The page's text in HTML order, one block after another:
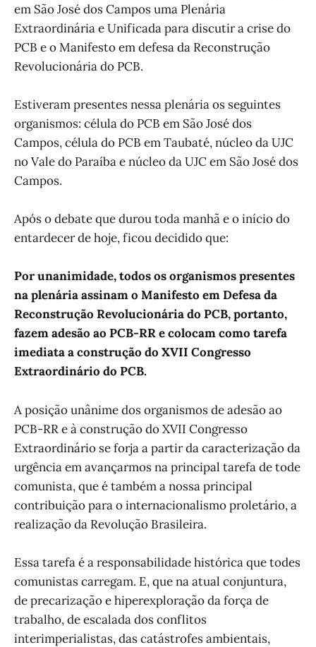
em São José dos Campos uma Plenária
Extraordinária e Unificada para discutir a crise do
PCB e o Manifesto em defesa da Reconstrução
Revolucionária do PCB.
Estiveram presentes nessa plenária os seguintes
organismos: célula do PCB em São José dos
Campos, célula do PCB em Taubaté, núcleo da UJC
no Vale do Paraíba e núcleo da UJC em São José dos
Campos.
Após o debate que durou toda manhã e o início do
entardecer de hoje, ficou decidido que:
Por unanimidade, todos os organismos presentes
na plenária assinam o Manifesto em Defesa da
Reconstrução Revolucionária do PCB, portanto,
fazem adesão ao PCB-RR e colocam como tarefa
imediata a construção do XVII Congresso
Extraordinário do PCB.
A posição unânime dos organismos de adesão ao
PCB-RR e à construção do XVII Congresso
Extraordinário se forja a partir da caracterização da
urgência em avançarmos na principal tarefa de tode
comunista, que é também a nossa principal
contribuição para o internacionalismo proletário, a
realização da Revolução Brasileira.
Essa tarefa é a responsabilidade histórica que todes
comunistas carregam. E, que na atual conjuntura,
de precarização e hiperexploração da força de
trabalho, de escalada dos conflitos
interimperialistas, das catástrofes ambientais,